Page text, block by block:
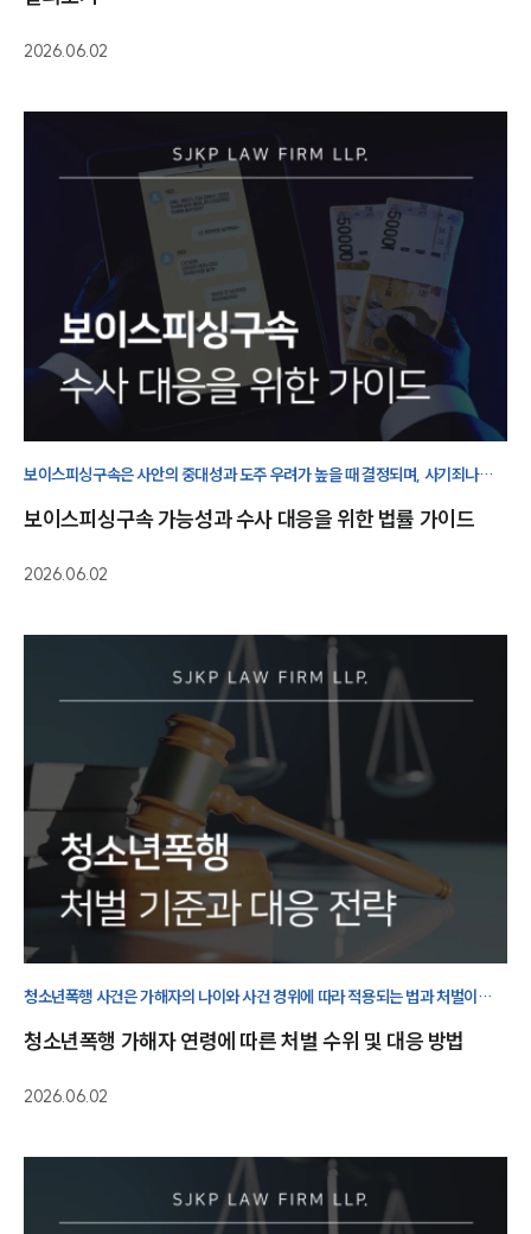
법률지식인
업무분야
형사그룹 업무
전체
구성원 소개
소식/자료
뉴스레터/브로슈어
세미나
대륜법률상담예약
대륜법률상담예약
2026.06.02
보이스피싱구속은 사안의 중대성과 도주 우려가 높을 때 결정되며, 사기죄나
요구됩니다.
보이스피싱구속 가능성과 수사 대응을 위한 법률 가이드
2026.06.02
청소년폭행 사건은 가해자의 나이와 사건 경위에 따라 적용되는 법과 처벌이
청소년폭행 가해자 연령에 따른 처벌 수위 및 대응 방법
2026.06.02